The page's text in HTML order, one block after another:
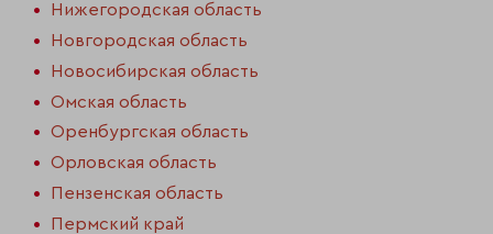
Нижегородская область
Новгородская область
Новосибирская область
Омская область
Оренбургская область
Орловская область
Пензенская область
Пермский край